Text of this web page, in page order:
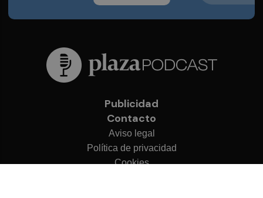
Publicidad
Contacto
Aviso legal
Política de privacidad
Cookies